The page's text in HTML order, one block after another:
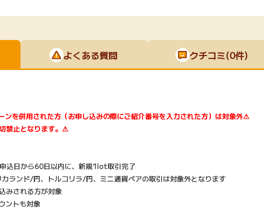
よくある質問 クチコミ(0件)
を併用された方（お申し込みの際にご紹介番号を入力された方）は対象外⚠
禁止となります。⚠
込日から60日以内に、新規1lot取引完了
ランド/円、トルコリラ/円、ミニ通貨ペアの取引は対象外となります
みされる方が対象
ントも対象